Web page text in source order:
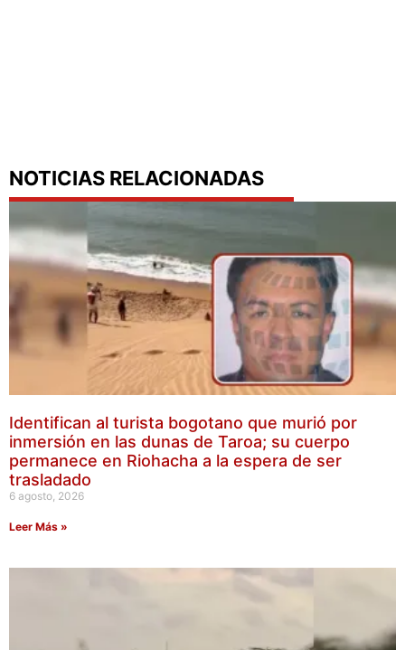
NOTICIAS RELACIONADAS
Identifican al turista bogotano que murió por
inmersión en las dunas de Taroa; su cuerpo
permanece en Riohacha a la espera de ser
trasladado
6 agosto, 2026
Leer Más »